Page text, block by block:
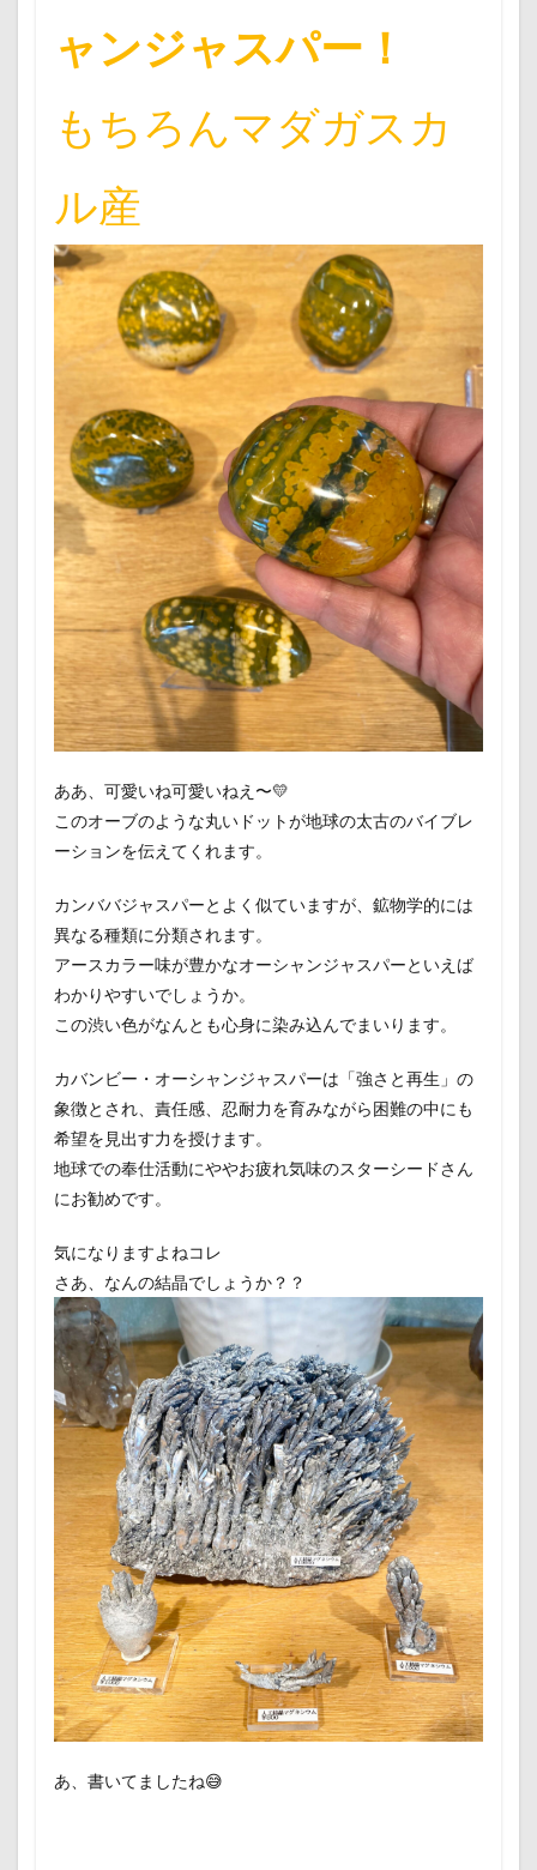
ャンジャスパー！
もちろんマダガスカ
ル産
ああ、可愛いね可愛いねえ〜💛
このオーブのような丸いドットが地球の太古のバイブレ
ーションを伝えてくれます。
カンババジャスパーとよく似ていますが、鉱物学的には
異なる種類に分類されます。
アースカラー味が豊かなオーシャンジャスパーといえば
わかりやすいでしょうか。
この渋い色がなんとも心身に染み込んでまいります。
カバンビー・オーシャンジャスパーは「強さと再生」の
象徴とされ、責任感、忍耐力を育みながら困難の中にも
希望を見出す力を授けます。
地球での奉仕活動にややお疲れ気味のスターシードさん
にお勧めです。
気になりますよねコレ
さあ、なんの結晶でしょうか？？
あ、書いてましたね😅